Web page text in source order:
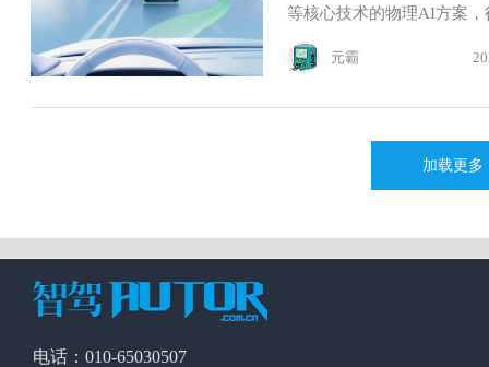
等核心技术的物理AI方案
元霸
加载更多
电话：010-65030507